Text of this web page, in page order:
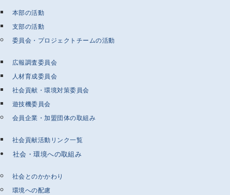
本部の活動
支部の活動
委員会・プロジェクトチームの活動
広報調査委員会
人材育成委員会
社会貢献・環境対策委員会
遊技機委員会
会員企業・加盟団体の取組み
社会貢献活動リンク一覧
社会・環境への取組み
社会とのかかわり
環境への配慮